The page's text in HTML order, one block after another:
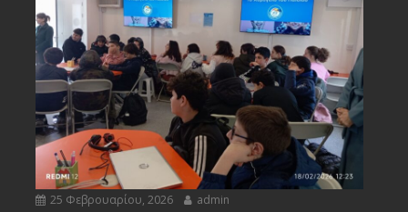
25 Φεβρουαρίου, 2026 admin